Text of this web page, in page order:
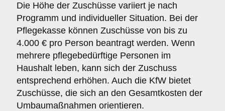
Die Höhe der Zuschüsse variiert je nach
Programm und individueller Situation. Bei der
Pflegekasse können Zuschüsse von bis zu
4.000 € pro Person beantragt werden. Wenn
mehrere pflegebedürftige Personen im
Haushalt leben, kann sich der Zuschuss
entsprechend erhöhen. Auch die KfW bietet
Zuschüsse, die sich an den Gesamtkosten der
Umbaumaßnahmen orientieren.